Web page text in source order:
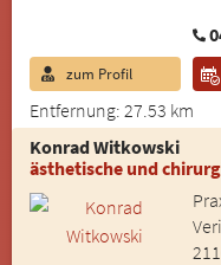
Entfernung: 27.53 km
zum Profil
Konrad Witkowski
ästhetische und